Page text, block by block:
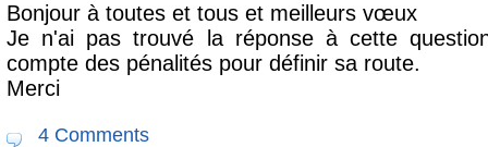
Bonjour à toutes et tous et meilleurs vœux
Je n'ai pas trouvé la réponse à cette
compte des pénalités pour définir sa route.
Merci
4 Comments